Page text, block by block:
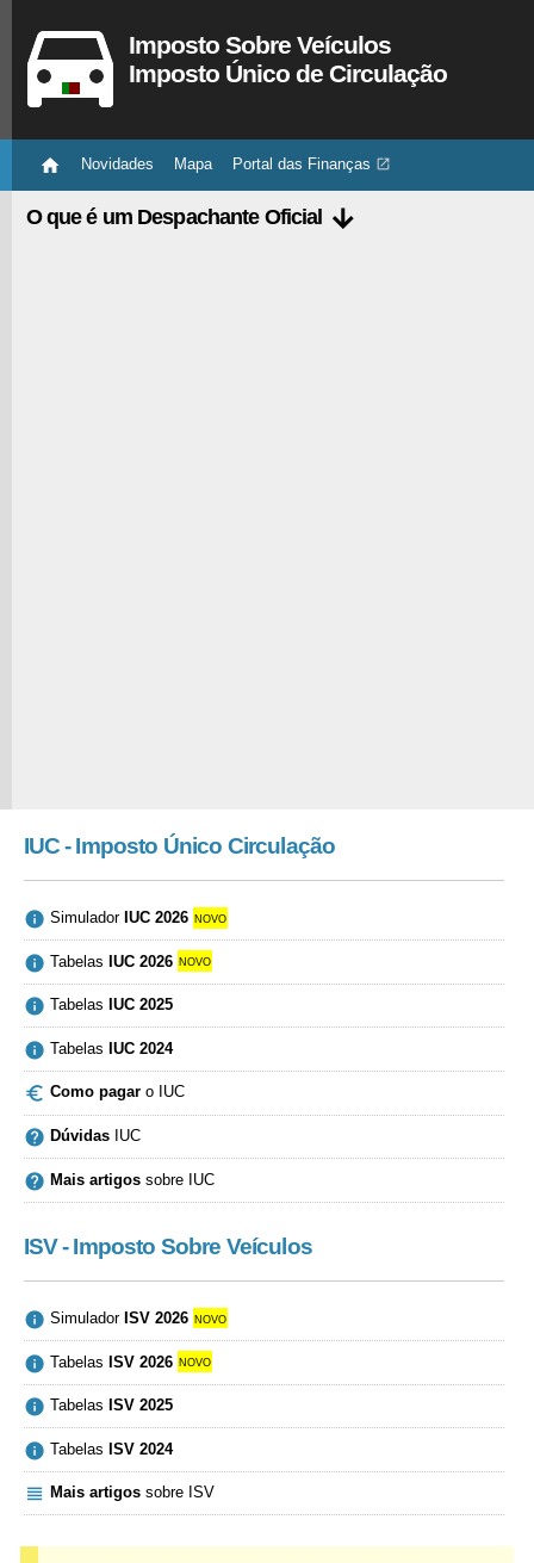
Imposto Sobre Veículos
Imposto Único de Circulação
 Novidades Mapa Portal das Finanças 
O que é um Despachante Oficial 
IUC - Imposto Único Circulação
 Simulador IUC 2026 novo
 Tabelas IUC 2026 novo
 Tabelas IUC 2025
 Tabelas IUC 2024
 Como pagaro IUC
 DúvidasIUC
 Mais artigossobre IUC
ISV - Imposto Sobre Veículos
 Simulador ISV 2026 novo
 Tabelas ISV 2026 novo
 Tabelas ISV 2025
 Tabelas ISV 2024
 Mais artigossobre ISV